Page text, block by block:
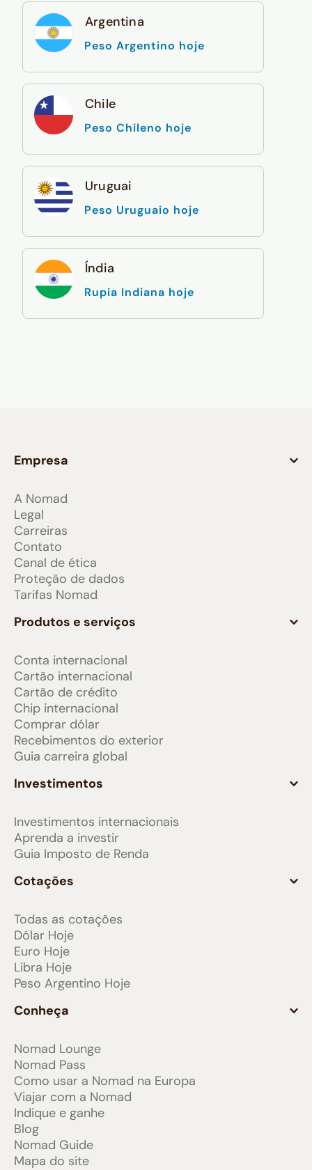
Argentina
Peso Argentino hoje
Chile
Peso Chileno hoje
Uruguai
Peso Uruguaio hoje
Índia
Rupia Indiana hoje
Empresa
A Nomad
Legal
Carreiras
Contato
Canal de ética
Proteção de dados
Tarifas Nomad
Produtos e serviços
Conta internacional
Cartão internacional
Cartão de crédito
Chip internacional
Comprar dólar
Recebimentos do exterior
Guia carreira global
Investimentos
Investimentos internacionais
Aprenda a investir
Guia Imposto de Renda
Cotações
Todas as cotações
Dólar Hoje
Euro Hoje
Libra Hoje
Peso Argentino Hoje
Conheça
Nomad Lounge
Nomad Pass
Como usar a Nomad na Europa
Viajar com a Nomad
Indique e ganhe
Blog
Nomad Guide
Mapa do site